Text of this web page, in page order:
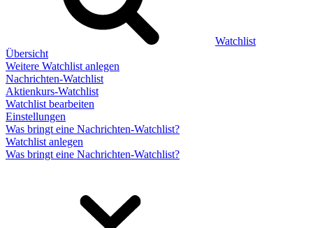
Watchlist
Übersicht
Weitere Watchlist anlegen
Nachrichten-Watchlist
Aktienkurs-Watchlist
Watchlist bearbeiten
Einstellungen
Was bringt eine Nachrichten-Watchlist?
Watchlist anlegen
Was bringt eine Nachrichten-Watchlist?